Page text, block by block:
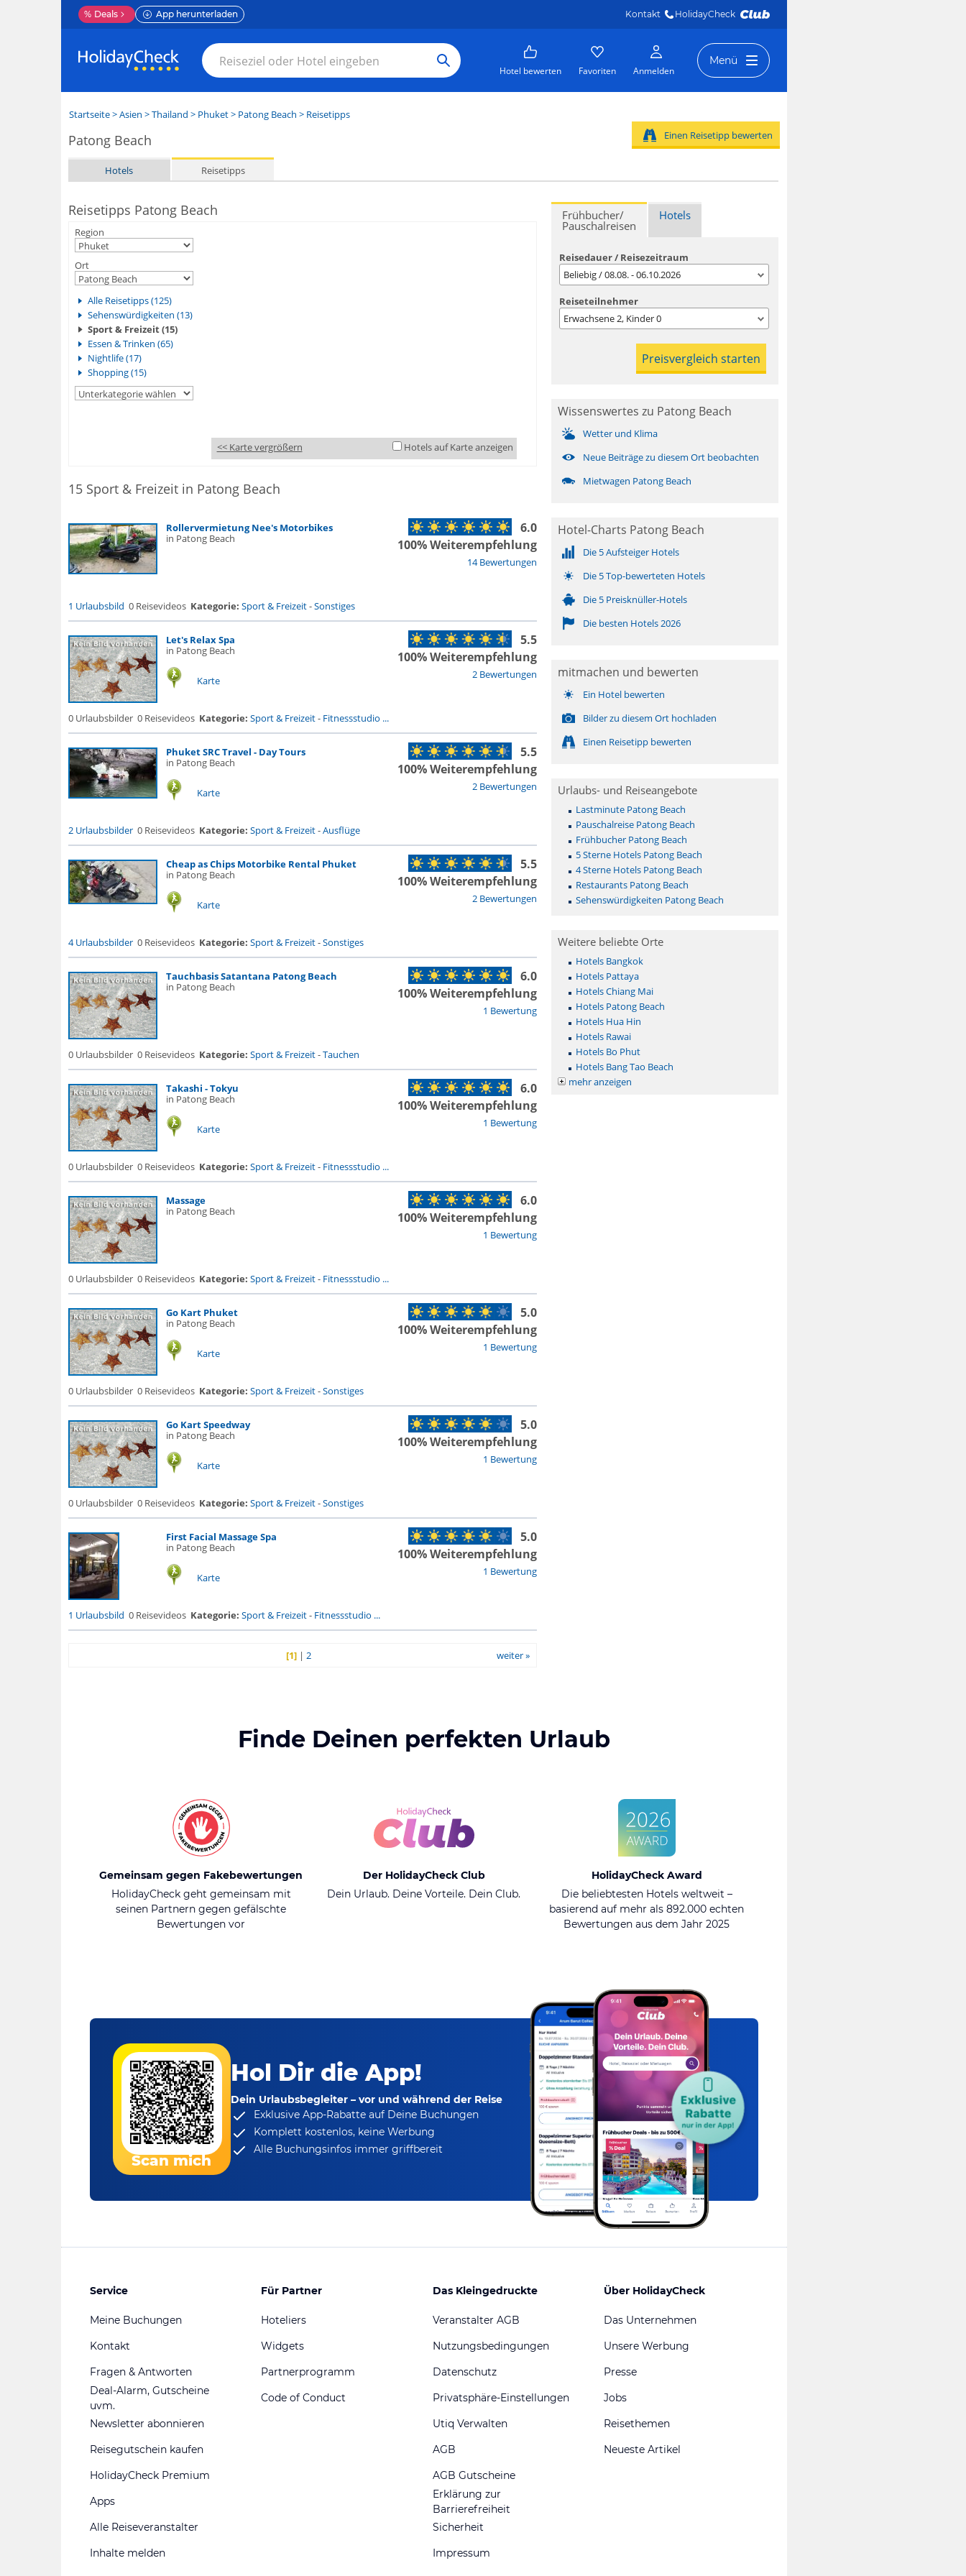
% Deals App herunterladen Kontakt HolidayCheck
Hotel bewerten Favoriten Anmelden
Menü
Startseite>Asien >Thailand > Phuket> Patong Beach > Reisetipps
Patong Beach
Hotels Reisetipps
Einen Reisetipp bewerten
Reisetipps Patong Beach
Region
Ort
Alle Reisetipps (125)
Sehenswürdigkeiten (13)
Sport & Freizeit (15)
Essen & Trinken (65)
Nightlife (17)
Shopping (15)
<< Karte vergrößern Hotels auf Karte anzeigen
15 Sport & Freizeit in Patong Beach
Rollervermietung Nee's Motorbikes
in Patong Beach
14 Bewertungen
6.0
100% Weiterempfehlung
1 Urlaubsbild 0 Reisevideos Kategorie: Sport & Freizeit-Sonstiges
Let's Relax Spa
in Patong Beach
Karte 2 Bewertungen
5.5
100% Weiterempfehlung
0 Urlaubsbilder 0 Reisevideos Kategorie: Sport & Freizeit- Fitnessstudio ...
Phuket SRC Travel - Day Tours
in Patong Beach
Karte 2 Bewertungen
5.5
100% Weiterempfehlung
2 Urlaubsbilder 0 Reisevideos Kategorie: Sport & Freizeit-Ausflüge
Cheap as Chips Motorbike Rental Phuket
in Patong Beach
Karte 2 Bewertungen
5.5
100% Weiterempfehlung
4 Urlaubsbilder 0 Reisevideos Kategorie: Sport & Freizeit-Sonstiges
Tauchbasis Satantana Patong Beach
in Patong Beach
1 Bewertung
6.0
100% Weiterempfehlung
0 Urlaubsbilder 0 Reisevideos Kategorie: Sport & Freizeit-Tauchen
Takashi - Tokyu
in Patong Beach
Karte 1 Bewertung
6.0
100% Weiterempfehlung
0 Urlaubsbilder 0 Reisevideos Kategorie: Sport & Freizeit- Fitnessstudio ...
Massage
in Patong Beach
1 Bewertung
6.0
100% Weiterempfehlung
0 Urlaubsbilder 0 Reisevideos Kategorie: Sport & Freizeit- Fitnessstudio ...
Go Kart Phuket
in Patong Beach
Karte 1 Bewertung
5.0
100% Weiterempfehlung
0 Urlaubsbilder 0 Reisevideos Kategorie: Sport & Freizeit-Sonstiges
Go Kart Speedway
in Patong Beach
Karte 1 Bewertung
5.0
100% Weiterempfehlung
0 Urlaubsbilder 0 Reisevideos Kategorie: Sport & Freizeit-Sonstiges
First Facial Massage Spa
in Patong Beach
Karte 1 Bewertung
5.0
100% Weiterempfehlung
1 Urlaubsbild 0 Reisevideos Kategorie: Sport & Freizeit- Fitnessstudio ...
[1]| 2 weiter »
Frühbucher/
Pauschalreisen
Hotels
Reisedauer / Reisezeitraum
Beliebig / 08.08. - 06.10.2026
Reiseteilnehmer
Erwachsene2, Kinder0
Wissenswertes zu Patong Beach
Wetter und Klima
Neue Beiträge zu diesem Ort beobachten
Mietwagen Patong Beach
Hotel-Charts Patong Beach
Die 5 Aufsteiger Hotels
Die 5 Top-bewerteten Hotels
Die 5 Preisknüller-Hotels
Die besten Hotels 2026
mitmachen und bewerten
Ein Hotel bewerten
Bilder zu diesem Ort hochladen
Einen Reisetipp bewerten
Urlaubs- und Reiseangebote
Lastminute Patong Beach
Pauschalreise Patong Beach
Frühbucher Patong Beach
5 Sterne Hotels Patong Beach
4 Sterne Hotels Patong Beach
Restaurants Patong Beach
Sehenswürdigkeiten Patong Beach
Weitere beliebte Orte
Hotels Bangkok
Hotels Pattaya
Hotels Chiang Mai
Hotels Patong Beach
Hotels Hua Hin
Hotels Rawai
Hotels Bo Phut
Hotels Bang Tao Beach
mehr anzeigen
Finde Deinen perfekten Urlaub
Gemeinsam gegen Fakebewertungen
HolidayCheck geht gemeinsam mit
seinen Partnern gegen gefälschte
Bewertungen vor
Der HolidayCheck Club
Dein Urlaub. Deine Vorteile. Dein Club.
HolidayCheck Award
Die beliebtesten Hotels weltweit –
basierend auf mehr als 892.000 echten
Bewertungen aus dem Jahr 2025
Scan mich
Hol Dir die App!
Dein Urlaubsbegleiter – vor und während der Reise
Exklusive App-Rabatteauf Deine Buchungen
Komplett kostenlos, keine Werbung
Alle Buchungsinfos immer griffbereit
Service
Meine Buchungen
Kontakt
Fragen & Antworten
Deal-Alarm, Gutscheine
uvm.
Newsletter abonnieren
Reisegutschein kaufen
HolidayCheck Premium
Apps
Alle Reiseveranstalter
Inhalte melden
Für Partner
Hoteliers
Widgets
Partnerprogramm
Code of Conduct
Das Kleingedruckte
Veranstalter AGB
Nutzungsbedingungen
Datenschutz
Privatsphäre-Einstellungen
Utiq Verwalten
AGB
AGB Gutscheine
Erklärung zur
Barrierefreiheit
Sicherheit
Impressum
Über HolidayCheck
Das Unternehmen
Unsere Werbung
Presse
Jobs
Reisethemen
Neueste Artikel